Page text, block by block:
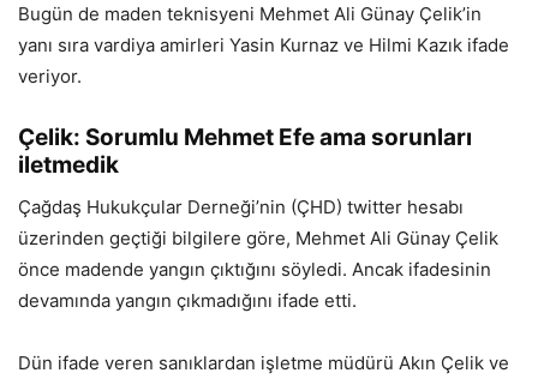
Bugün de maden teknisyeni Mehmet Ali Günay Çelik’in
yanı sıra vardiya amirleri Yasin Kurnaz ve Hilmi Kazık ifade
veriyor.
Çelik: Sorumlu Mehmet Efe ama sorunları
iletmedik
Çağdaş Hukukçular Derneği’nin (ÇHD) twitter hesabı
üzerinden geçtiği bilgilere göre, Mehmet Ali Günay Çelik
önce madende yangın çıktığını söyledi. Ancak ifadesinin
devamında yangın çıkmadığını ifade etti.
Dün ifade veren sanıklardan işletme müdürü Akın Çelik ve